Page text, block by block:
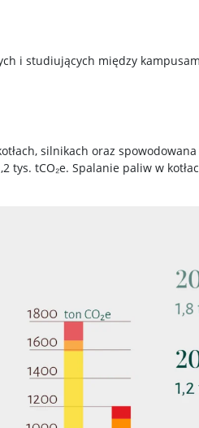
i studiujących między
silnikach oraz
tys. tCO₂e. Spalanie paliw w